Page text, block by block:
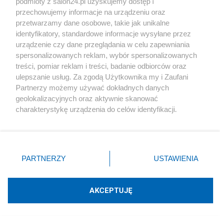
Komentarze
POKAŻ KOMENTARZE (63)
Inne tematy w dzialePolityka
przechowujemy informacje na urządzeniu oraz
przetwarzamy dane osobowe, takie jak unikalne
identyfikatory, standardowe informacje wysyłane przez
urządzenie czy dane przeglądania w celu zapewniania
spersonalizowanych reklam, wybór spersonalizowanych
treści, pomiar reklam i treści, badanie odbiorców oraz
ulepszanie usług. Za zgodą Użytkownika my i Zaufani
Partnerzy możemy używać dokładnych danych
geolokalizacyjnych oraz aktywnie skanować
charakterystykę urządzenia do celów identyfikacji.
zmienić/wycofać klikając przycisk ustawień prywatności
znajdujący się w lewym dolnym rogu strony
rodzaje przetwarzania danych nie wymagają zgody
użytkownika, ale masz prawo sprzeciwić się takiemu
PARTNERZY USTAWIENIA
AKCEPTUJĘ